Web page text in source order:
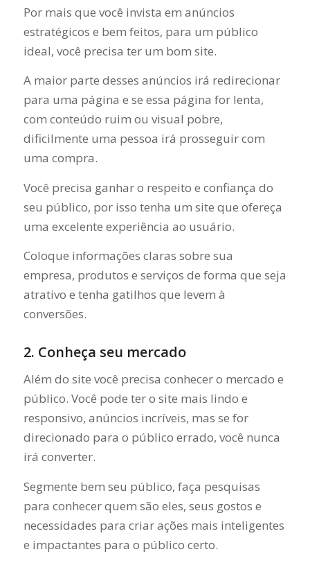
Por mais que você invista em anúncios
estratégicos e bem feitos, para um público
ideal, você precisa ter um bom site.
A maior parte desses anúncios irá redirecionar
para uma página e se essa página for lenta,
com conteúdo ruim ou visual pobre,
dificilmente uma pessoa irá prosseguir com
uma compra.
Você precisa ganhar o respeito e confiança do
seu público, por isso tenha um site que ofereça
uma excelente experiência ao usuário.
Coloque informações claras sobre sua
empresa, produtos e serviços de forma que seja
atrativo e tenha gatilhos que levem à
conversões.
2. Conheça seu mercado
Além do site você precisa conhecer o mercado e
público. Você pode ter o site mais lindo e
responsivo, anúncios incríveis, mas se for
direcionado para o público errado, você nunca
irá converter.
Segmente bem seu público, faça pesquisas
para conhecer quem são eles, seus gostos e
necessidades para criar ações mais inteligentes
e impactantes para o público certo.